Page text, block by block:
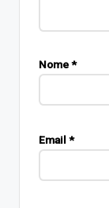
Nome*
Email *